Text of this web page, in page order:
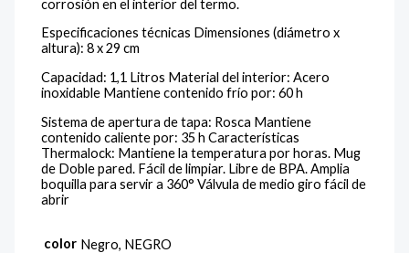
corrosión en el interior del termo.
Especificaciones técnicas Dimensiones (diámetro x
altura): 8 x 29 cm
Capacidad: 1,1 Litros Material del interior: Acero
inoxidable Mantiene contenido frío por: 60 h
Sistema de apertura de tapa: Rosca Mantiene
contenido caliente por: 35 h Características
Thermalock: Mantiene la temperatura por horas. Mug
de Doble pared. Fácil de limpiar. Libre de BPA. Amplia
boquilla para servir a 360° Válvula de medio giro fácil de
abrir
color Negro, NEGRO